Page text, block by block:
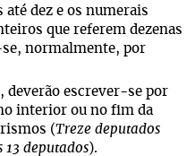
dez e os numerais
que referem dezenas
se, normalmente, por
deverão escrever-se por
interior ou no fim da
(Treze deputados
13 deputados).